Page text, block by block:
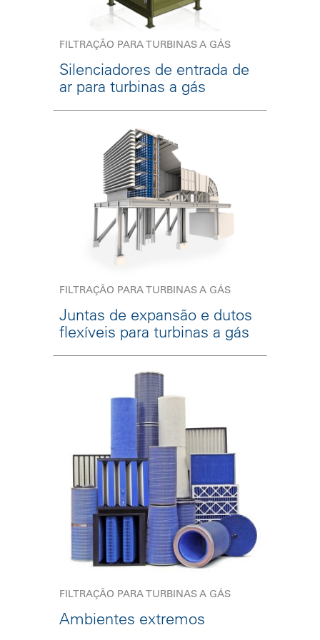
FILTRAÇÃO PARA TURBINAS A GÁS
Silenciadores de entrada de
ar para turbinas a gás
FILTRAÇÃO PARA TURBINAS A GÁS
Juntas de expansão e dutos
flexíveis para turbinas a gás
FILTRAÇÃO PARA TURBINAS A GÁS
Ambientes extremos